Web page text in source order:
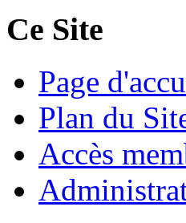
Ce Site
Page
Plan du
Accès